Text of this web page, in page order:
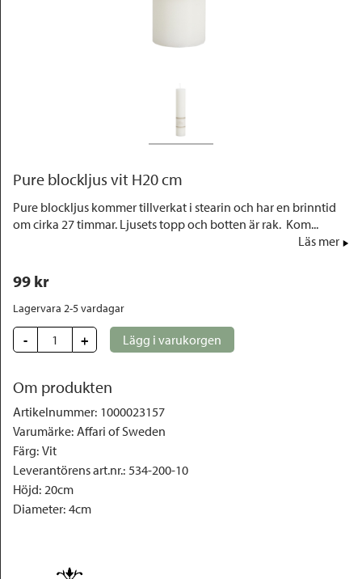
Pure blockljus vit H20 cm
Pure blockljus kommer tillverkat i stearin och har en brinntid
om cirka 27 timmar. Ljusets topp och botten är rak. Kom...
Läs mer
99 kr
Lagervara 2-5 vardagar
- + Lägg i varukorgen
Om produkten
Artikelnummer: 1000023157
Varumärke: Affari of Sweden
Färg: Vit
Leverantörens art.nr.: 534-200-10
Höjd: 20cm
Diameter: 4cm